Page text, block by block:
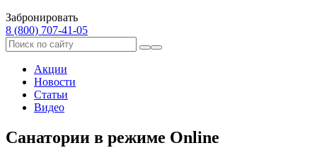
Забронировать
8 (800) 707‑41‑05
Акции
Новости
Статьи
Видео
Санатории в режиме Online